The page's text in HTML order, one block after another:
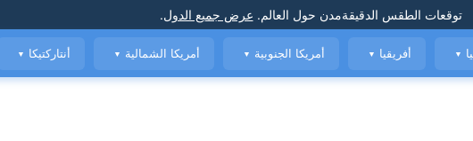
توقعات الطقس الدقيقةمدن حول العالم. عرض جميع الدول.
▼ أفريقيا ▼ أمريكا الجنوبية ▼ أمريكا الشمالية ▼ أنتاركتيكا ▼